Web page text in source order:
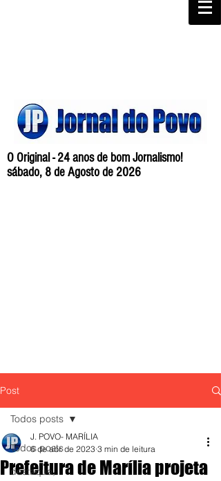
O Original - 24 anos de bom Jornalismo!
sábado, 8 de Agosto de 2026
Post
Todos posts
destaque,
Todos posts
Prefeitura de Marília projeta
J. POVO- MARÍLIA
6 de abr. de 2023 3 min de leitura